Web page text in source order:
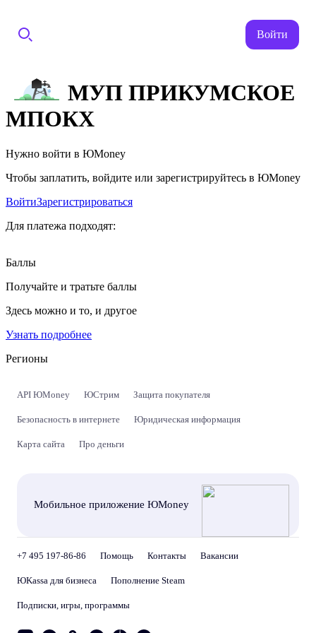
Войти
МУП ПРИКУМСКОЕ
МПОКХ
Нужно войти в ЮMoney
Чтобы заплатить, войдите или зарегистрируйтесь в ЮMoney
ВойтиЗарегистрироваться
Для платежа подходят:
Баллы
Получайте и тратьте баллы
Здесь можно и то, и другое
Узнать подробнее
Регионы
API ЮMoney ЮСтрим Защита покупателя
Безопасность в интернете Юридическая информация
Карта сайта Про деньги
Мобильное приложение ЮMoney
+7 495 197-86-86 Помощь Контакты Вакансии
ЮKassa для бизнеса Пополнение Steam
Подписки, игры, программы